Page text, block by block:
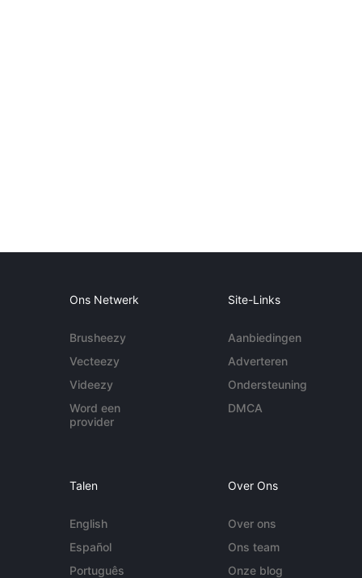
Ons Netwerk
Brusheezy
Vecteezy
Videezy
Word een
provider
Site-Links
Aanbiedingen
Adverteren
Ondersteuning
DMCA
Talen
English
Español
Português
Over Ons
Over ons
Ons team
Onze blog